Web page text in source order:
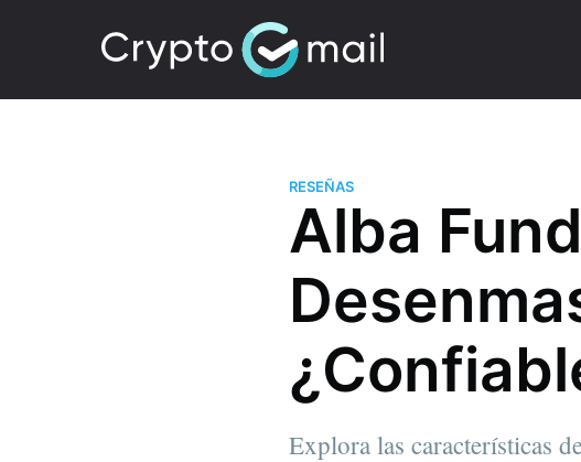
RESEÑAS
Alba
Explora las características